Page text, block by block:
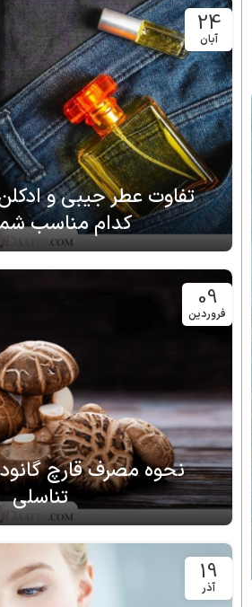
24
آبان
تفاوت عطر جیبی و
کدام مناسب
09
فروردین
نحوه مصرف قارچ
تناسلی
19
آذر